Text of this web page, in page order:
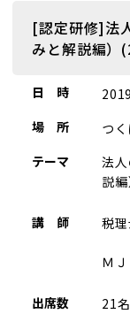
[認定研修]法
みと解説編
日 時
場 所
つ
テーマ
法
説編
講 師 税
Ｍ
出席数
21名